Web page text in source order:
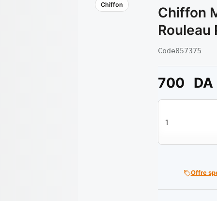
Chiffon
Chiffon
Rouleau
Code057375
700 DA
quantité de
Offre